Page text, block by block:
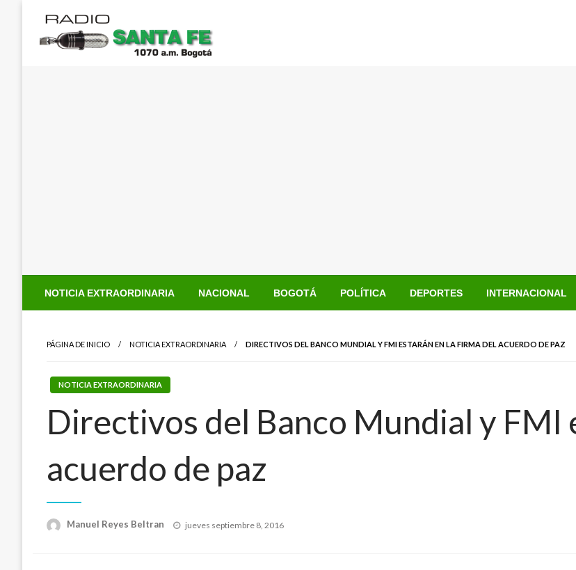
contenido
NOTICIA EXTRAORDINARIA NACIONAL BOGOTÁ POLÍTICA DEPORTES INTERNACIONAL
PÁGINA DE INICIO NOTICIA EXTRAORDINARIA DIRECTIVOS DEL BANCO MUNDIAL Y FMI ESTARÁN EN LA FIRMA DEL ACUERDO DE PAZ
NOTICIA EXTRAORDINARIA
Directivos del Banco Mundial y FMI
acuerdo de paz
Manuel Reyes Beltran
Publicado
jueves septiembre 8, 2016